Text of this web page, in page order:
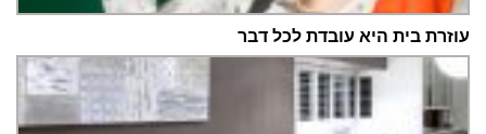
עוזרת בית היא עובדת לכל דבר